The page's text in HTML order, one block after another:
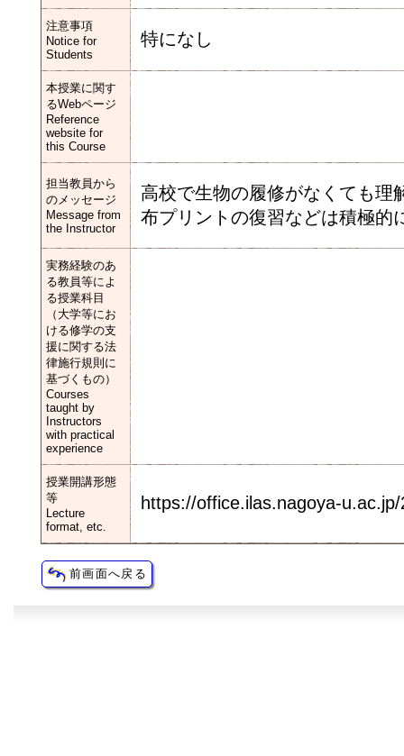
注意事項
Notice for
Students
特になし
本授業に関す
るWebページ
Reference
website for
this Course
担当教員から
のメッセージ
Message from
the Instructor
高校で生物の履修がなくても理
布プリントの復習などは積極的
実務経験のあ
る教員等によ
る授業科目
（大学等にお
ける修学の支
援に関する法
律施行規則に
基づくもの）
Courses
taught by
Instructors
with practical
experience
授業開講形態
等
Lecture
format, etc.
https://office.ilas.nagoya-